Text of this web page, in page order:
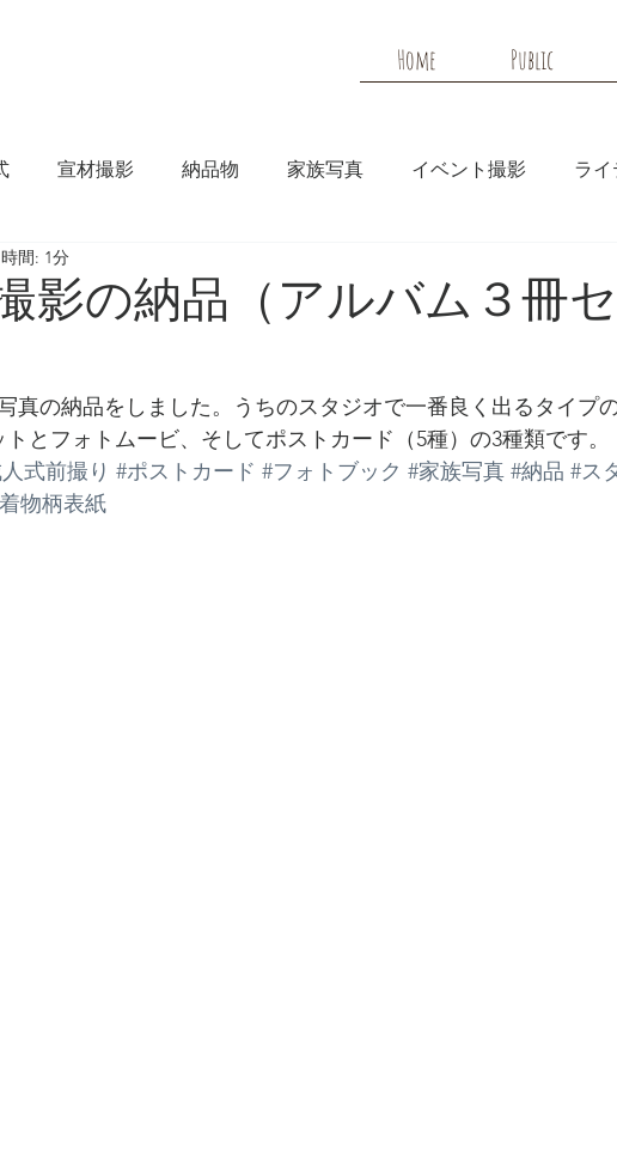
Home Public
宣材撮影 納品物 家族写真 イベント撮影 ラ
メディア
影の納品（アルバム３冊
間: 1分
真の納品をしました。うちのスタジオで一番良く出るタイプ
とフォトムービ、そしてポストカード（5種）の3種類です。
式前撮り #ポストカード #フォトブック #家族写真 #納品 #ス
物柄表紙